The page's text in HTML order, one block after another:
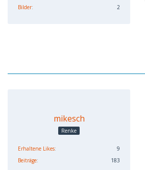
Bilder
2
mikesch
Renke
Erhaltene Likes
9
Beiträge
183